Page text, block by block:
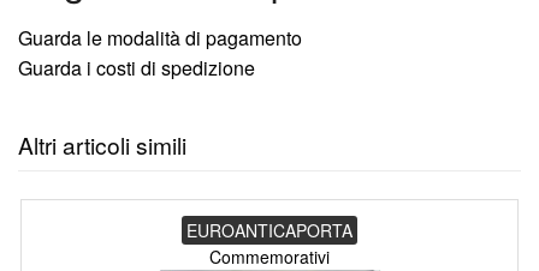
Guarda le modalità di pagamento
Guarda i costi di spedizione
Altri articoli simili
EUROANTICAPORTA
Commemorativi